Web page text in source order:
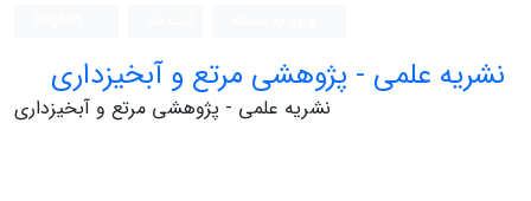
نشریه علمی - پژوهشی مرتع و آبخیزداری
نشریه علمی - پژوهشی مرتع و آبخیزداری